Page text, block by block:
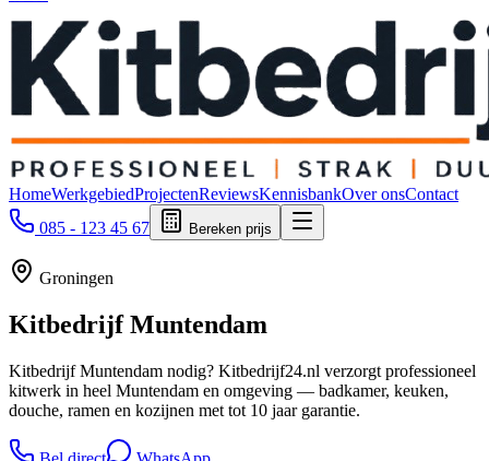
HomeWerkgebiedProjectenReviewsKennisbankOver onsContact
085 - 123 45 67
Bereken prijs
Groningen
KitbedrijfMuntendam
Kitbedrijf Muntendam nodig? Kitbedrijf24.nl verzorgt professioneel
kitwerk in heel Muntendam en omgeving — badkamer, keuken,
douche, ramen en kozijnen met tot 10 jaar garantie.